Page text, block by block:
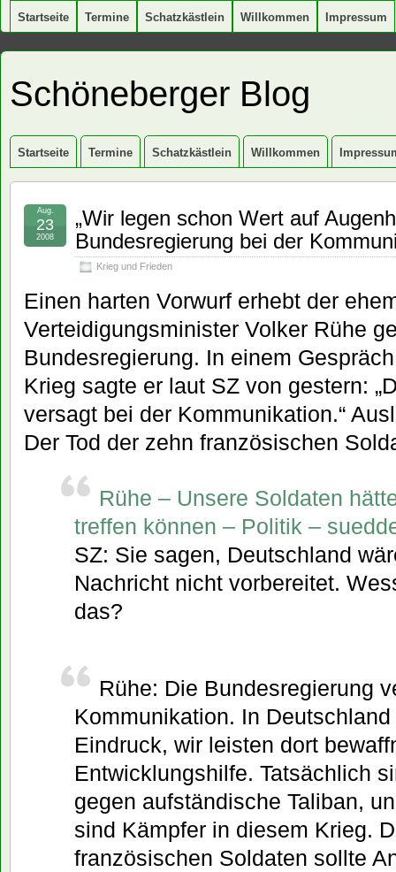
Startseite Termine Schatzkästlein Willkommen Impressum
Schöneberger Blog
Startseite Termine Schatzkästlein Willkommen
„Wir legen schon Wert auf
Bundesregierung bei der
Krieg und Frieden
Aug.
23
2008
Einen harten Vorwurf erhebt der
Verteidigungsminister Volker Rühe
Bundesregierung. In einem
Krieg sagte er laut SZ von gestern:
versagt bei der Kommunikation.“
Der Tod der zehn französischen
Rühe – Unsere Soldaten
treffen können – Politik –
SZ: Sie sagen, Deutschland
Nachricht nicht vorbereitet.
das?
Rühe: Die Bundesregierung
Kommunikation. In
Eindruck, wir leisten dort
Entwicklungshilfe. Tatsächlich
gegen aufständische Taliban,
sind Kämpfer in diesem Krieg.
französischen Soldaten sollte